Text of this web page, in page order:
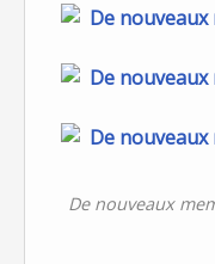
De nouveaux